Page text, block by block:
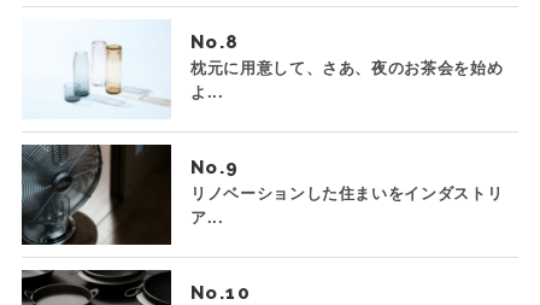
No.
枕元に用意して、さあ、夜のお茶会を始め
よ...
No.
リノベーションした住まいをインダストリ
ア...
No.